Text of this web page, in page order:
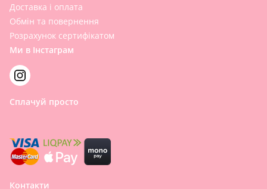
Доставка і оплата
Обмін та повернення
Розрахунок сертифікатом
Ми в Інстаграм
Сплачуй просто
Контакти